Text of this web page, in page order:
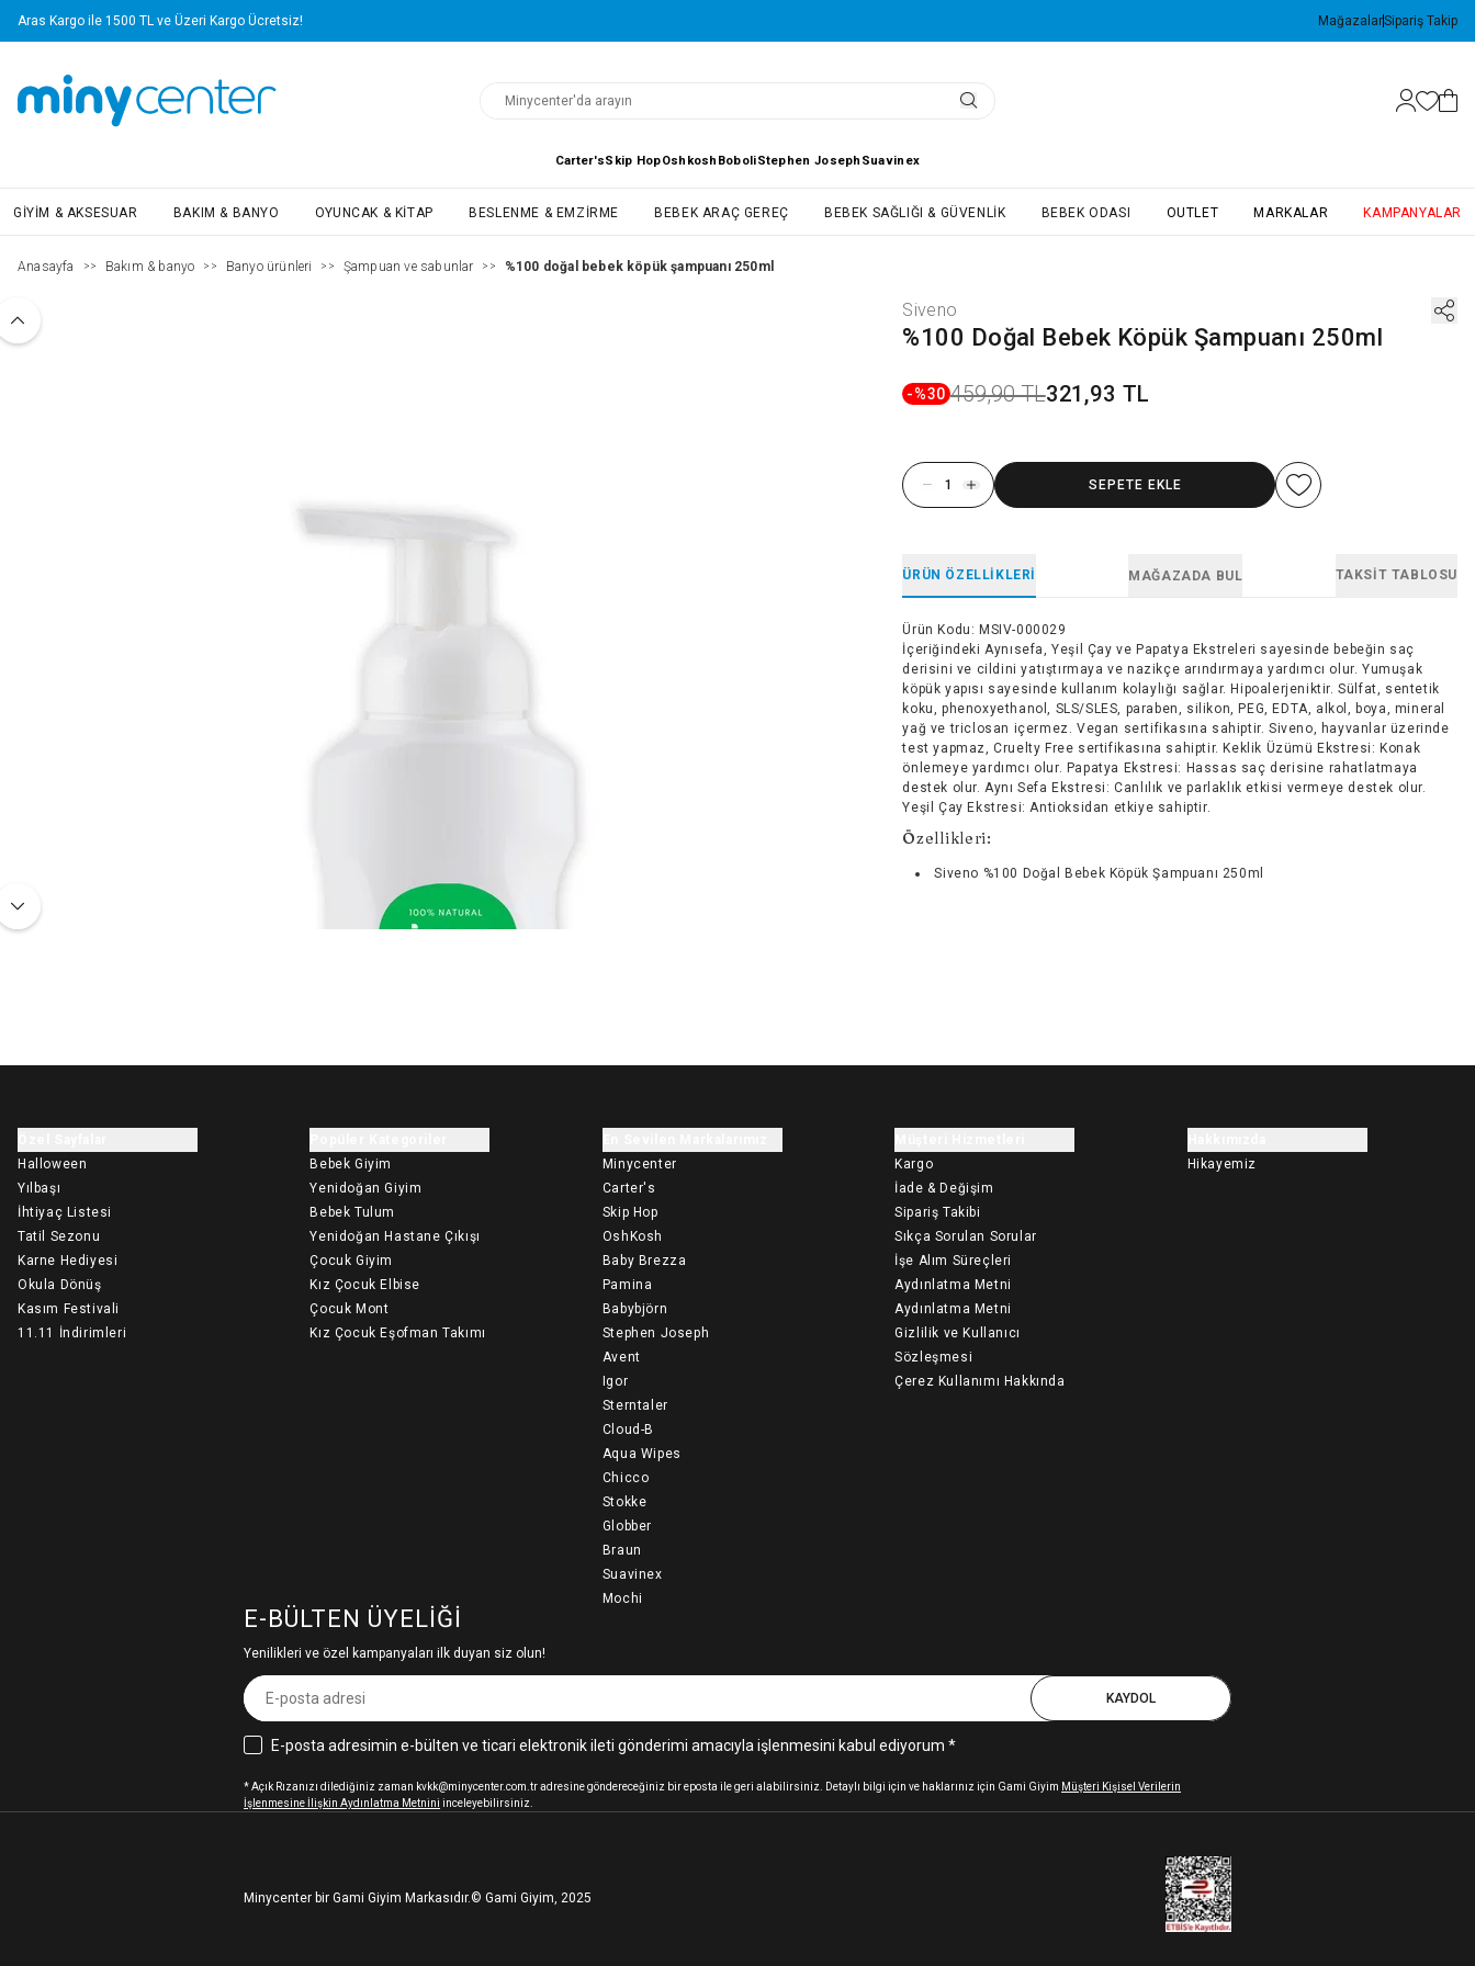
Aras Kargo ile 1500 TL ve Üzeri Kargo Ücretsiz! MağazalarSipariş Takip
Carter'sSkip HopOshkosh BoboliStephen Joseph Suavinex
GIYIM & AKSESUAR BAKIM & BANYO OYUNCAK & KITAP BESLENME & EMZIRME BEBEK ARAÇ GEREÇ BEBEK SAĞLIĞI & GÜVENLIK BEBEK ODASI OUTLET MARKALAR KAMPANYALAR
Anasayfa >> Bakım & banyo >> Banyo ürünleri >> Şampuan ve sabunlar >> %100 doğal bebek köpük şampuanı 250ml
Siveno
%100 Doğal Bebek Köpük Şampuanı 250ml
-%30 459,90 TL321,93 TL
SEPETE EKLE
ÜRÜN ÖZELLIKLERI MAĞAZADA BUL TAKSIT TABLOSU
Ürün Kodu : MSIV-000029
İçeriğindeki Aynısefa, Yeşil Çay ve Papatya Ekstreleri sayesinde bebeğin saç
derisini ve cildini yatıştırmaya ve nazikçe arındırmaya yardımcı olur. Yumuşak
köpük yapısı sayesinde kullanım kolaylığı sağlar. Hipoalerjeniktir. Sülfat, sentetik
koku, phenoxyethanol, SLS/SLES, paraben, silikon, PEG, EDTA, alkol, boya, mineral
yağ ve triclosan içermez. Vegan sertifikasına sahiptir. Siveno, hayvanlar üzerinde
test yapmaz, Cruelty Free sertifikasına sahiptir. Keklik Üzümü Ekstresi: Konak
önlemeye yardımcı olur. Papatya Ekstresi: Hassas saç derisine rahatlatmaya
destek olur. Aynı Sefa Ekstresi: Canlılık ve parlaklık etkisi vermeye destek olur.
Yeşil Çay Ekstresi: Antioksidan etkiye sahiptir.
Özellikleri:
Siveno %100 Doğal Bebek Köpük Şampuanı 250ml
Halloween
Yılbaşı
İhtiyaç Listesi
Tatil Sezonu
Karne Hediyesi
Okula Dönüş
Kasım Festivali
11.11 İndirimleri
Bebek Giyim
Yenidoğan Giyim
Bebek Tulum
Yenidoğan Hastane Çıkışı
Çocuk Giyim
Kız Çocuk Elbise
Çocuk Mont
Kız Çocuk Eşofman Takımı
Minycenter
Carter's
Skip Hop
OshKosh
Baby Brezza
Pamina
Babybjörn
Stephen Joseph
Avent
Igor
Sterntaler
Cloud-B
Aqua Wipes
Chicco
Stokke
Globber
Braun
Suavinex
Mochi
Kargo
İade & Değişim
Sipariş Takibi
Sıkça Sorulan Sorular
İşe Alım Süreçleri
Aydınlatma Metni
Aydınlatma Metni
Gizlilik ve Kullanıcı
Sözleşmesi
Çerez Kullanımı Hakkında
Hikayemiz
E-BÜLTEN ÜYELIĞI
Yenilikleri ve özel kampanyaları ilk duyan siz olun!
KAYDOL
E-posta adresimin e-bülten ve ticari elektronik ileti gönderimi amacıyla işlenmesini kabul ediyorum *
* Açık Rızanızı dilediğiniz zaman kvkk@minycenter.com.tr adresine göndereceğiniz bir eposta ile geri alabilirsiniz. Detaylı bilgi için ve haklarınız için Gami Giyim Müşteri Kişisel Verilerin
İşlenmesine İlişkin Aydınlatma Metnini inceleyebilirsiniz.
Minycenter bir Gami Giyim Markasıdır. © Gami Giyim, 2025